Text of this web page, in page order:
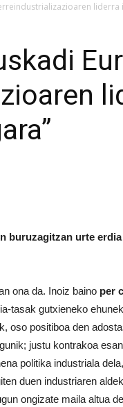
buruzagitzan urte
ona da. Inoiz baino per
tasak gutxieneko
oso positiboa den
justu kontrakoa
politika industriala
duen industriaren
ongizate maila altua